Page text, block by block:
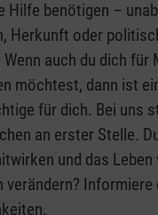
Hilfe benötigen –
Herkunft oder
Wenn auch du dich für
möchtest, dann ist
für dich. Bei uns
an erster Stelle.
und das Leben
verändern?